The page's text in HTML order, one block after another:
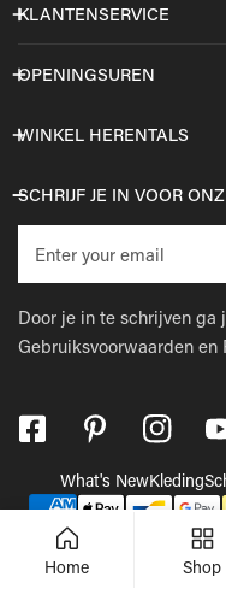
KLANTENSERVICE
OPENINGSUREN
WINKEL HERENTALS
SCHRIJF JE IN VOOR
mail
Door je in te schrijven ga
Gebruiksvoorwaarden en
© 2026,
What's NewKleding
Betaalmethodes
Home Shop